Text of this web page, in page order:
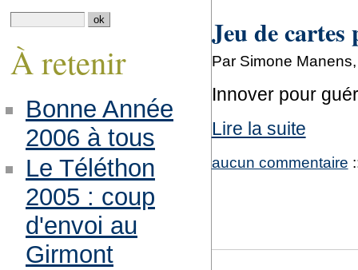
Jeu de
Par Simone
Innover pour
Lire la suite
aucun commentaire
À retenir
Bonne Année
2006 à tous
Le Téléthon
2005 : coup
d'envoi au
Girmont